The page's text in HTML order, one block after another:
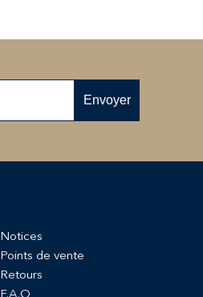
Envoyer
Notices
Points de vente
Retours
F.A.Q